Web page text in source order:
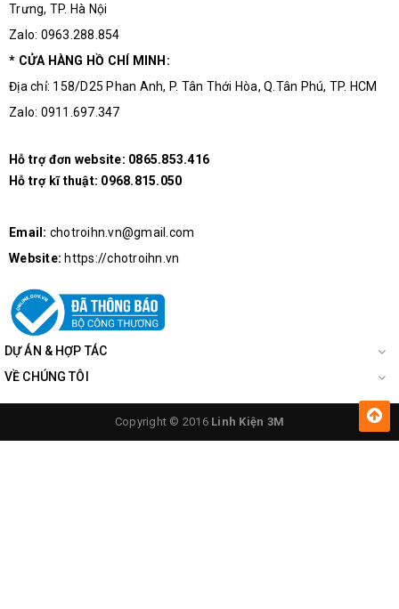
Trưng, TP. Hà Nội
Zalo: 0963.288.854
* CỬA HÀNG HỒ CHÍ MINH:
Địa chỉ: 158/D25 Phan Anh, P. Tân Thới Hòa, Q.Tân Phú, TP. HCM
Zalo: 0911.697.347
Hỗ trợ đơn website: 0865.853.416
Hỗ trợ kĩ thuật: 0968.815.050
Email: chotroihn.vn@gmail.com
Website: https://chotroihn.vn
DỰ ÁN & HỢP TÁC
VỀ CHÚNG TÔI
Copyright © 2016 Linh Kiện 3M